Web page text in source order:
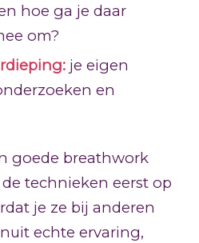
hoe ga je daar
om?
je eigen
en
goede breathwork
technieken eerst op
je ze bij anderen
echte ervaring,